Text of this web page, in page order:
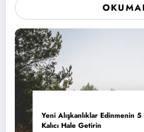
Yeni Alışkanlıklar Edinmenin
Kalıcı Hale Getirin